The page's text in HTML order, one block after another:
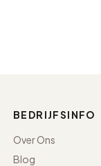
BEDRIJFSINFO
Over Ons
Blog